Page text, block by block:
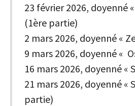
23 février 2026, doyenné
(1ère partie)
2 mars 2026, doyenné «
9 mars 2026, doyenné «
16 mars 2026, doyenné «
21 mars 2026, doyenné «
partie)